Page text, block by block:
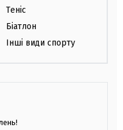
Теніс
Біатлон
Інші види спорту